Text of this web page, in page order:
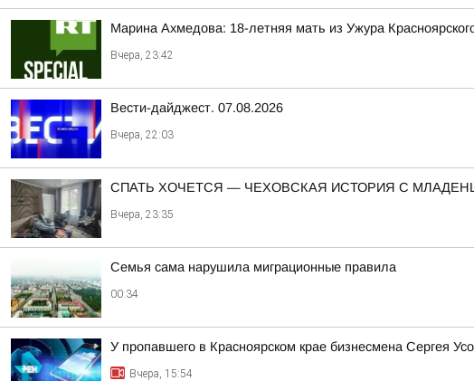
Марина Ахмедова: 18-летняя мать из Ужура
Вчера, 23:42
Вести-дайджест. 07.08.2026
Вчера, 22:03
СПАТЬ ХОЧЕТСЯ — ЧЕХОВСКАЯ ИСТОРИЯ С
Вчера, 23:35
Семья сама нарушила миграционные правила
00:34
У пропавшего в Красноярском крае бизнесмена Сергея
Вчера, 15:54